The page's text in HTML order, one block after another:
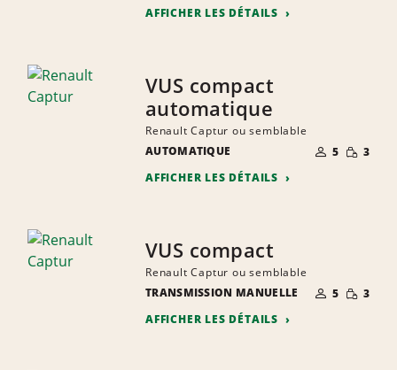
AFFICHER LES DÉTAILS
VUS compact
automatique
Renault Captur ou semblable
AUTOMATIQUE
NOMBRE DE
PERSONNES
5 RÉDUITE
3
AFFICHER LES DÉTAILS
VUS compact
Renault Captur ou semblable
TRANSMISSION MANUELLE
NOMBRE DE
PERSONNES
5 RÉDUITE
3
AFFICHER LES DÉTAILS